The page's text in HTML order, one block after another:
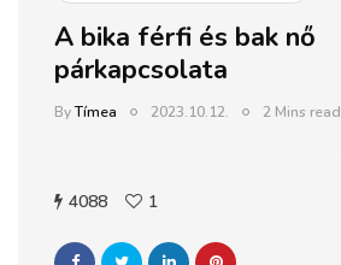
A bika férfi és bak nő
párkapcsolata
ByTímea 2023.10.12. 2 Mins read
4088 1